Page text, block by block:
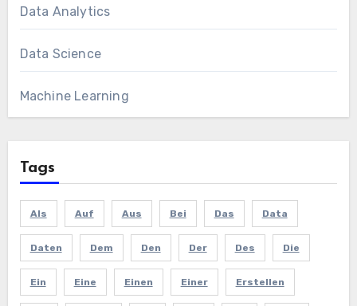
Data Analytics
Data Science
Machine Learning
Tags
Als Auf Aus Bei Das Data
Daten Dem Den Der Des Die
Ein Eine Einen Einer Erstellen